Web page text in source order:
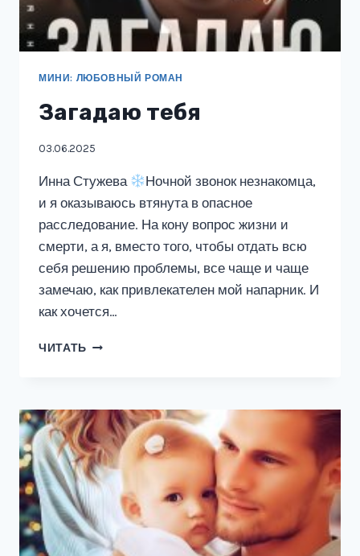
МИНИ: ЛЮБОВНЫЙ РОМАН
Загадаю тебя
03.06.2025
Инна Стужева
Ночной звонок незнакомца,
и я оказываюсь втянута в опасное
расследование. На кону вопрос жизни и
смерти, а я, вместо того, чтобы отдать всю
себя решению проблемы, все чаще и чаще
замечаю, как привлекателен мой напарник. И
как хочется…
ЧИТАТЬ ЗАГАДАЮ